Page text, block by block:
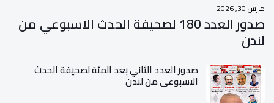
مارس 30, 2026
صدور العدد 180 لصحيفة الحدث الاسبوعي من
لندن
صدور العدد الثاني بعد المئة لصحيفة الحدث
الاسبوعي من لندن